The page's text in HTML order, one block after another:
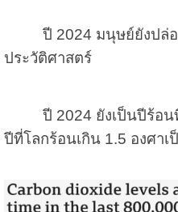
ปี 2024 มนุษย์ยังปล่
ประวัติศาสตร์
ปี 2024 ยังเป็นปีร้อ
ปีที่โลกร้อนเกิน 1.5 องศาเ